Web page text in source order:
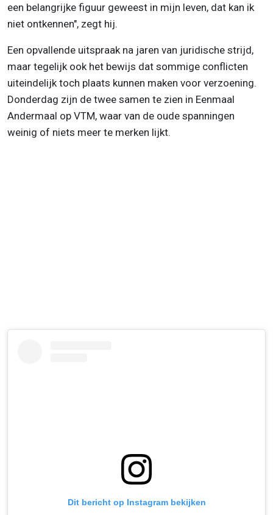
een belangrijke figuur geweest in mijn leven, dat kan ik
niet ontkennen", zegt hij.
Een opvallende uitspraak na jaren van juridische strijd,
maar tegelijk ook het bewijs dat sommige conflicten
uiteindelijk toch plaats kunnen maken voor verzoening.
Donderdag zijn de twee samen te zien in Eenmaal
Andermaal op VTM, waar van de oude spanningen
weinig of niets meer te merken lijkt.
Dit bericht op Instagram bekijken